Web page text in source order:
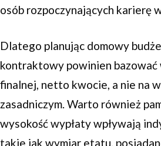
osób rozpoczynających karierę
Dlatego planując domowy
kontraktowy powinien bazować
finalnej, netto kwocie, a nie na
zasadniczym. Warto również
wysokość wypłaty wpływają
takie jak wymiar etatu,